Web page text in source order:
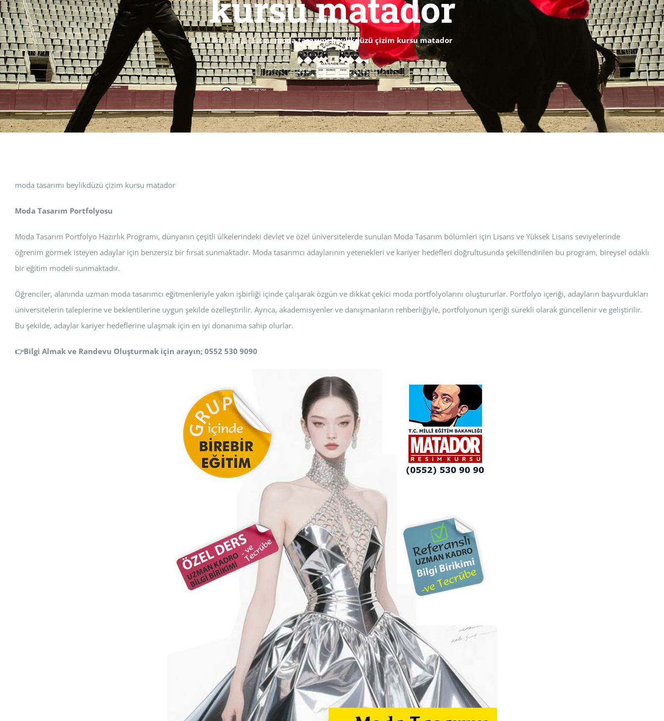
Ana sayfa»Blog»moda tasarımı beylikdüzü çizim kursu matador
moda tasarımı beylikdüzü çizim kursu matador
Moda Tasarım Portfolyosu
Moda Tasarım Portfolyo Hazırlık Programı, dünyanın çeşitli ülkelerindeki devlet ve özel üniversitelerde sunulan Moda Tasarım bölümleri için Lisans ve Yüksek Lisans seviyelerinde
öğrenim görmek isteyen adaylar için benzersiz bir fırsat sunmaktadır. Moda tasarımcı adaylarının yetenekleri ve kariyer hedefleri doğrultusunda şekillendirilen bu program, bireysel odaklı
bir eğitim modeli sunmaktadır.
Öğrenciler, alanında uzman moda tasarımcı eğitmenleriyle yakın işbirliği içinde çalışarak özgün ve dikkat çekici moda portfolyolarını oluştururlar. Portfolyo içeriği, adayların başvurdukları
üniversitelerin taleplerine ve beklentilerine uygun şekilde özelleştirilir. Ayrıca, akademisyenler ve danışmanların rehberliğiyle, portfolyonun içeriği sürekli olarak güncellenir ve geliştirilir.
Bu şekilde, adaylar kariyer hedeflerine ulaşmak için en iyi donanıma sahip olurlar.
👉Bilgi Almak ve Randevu Oluşturmak için arayın; 0552 530 9090